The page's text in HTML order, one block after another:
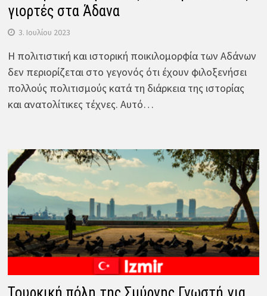
γιορτές στα Άδανα
3. Ιουλίου 2023
Η πολιτιστική και ιστορική ποικιλομορφία των Αδάνων
δεν περιορίζεται στο γεγονός ότι έχουν φιλοξενήσει
πολλούς πολιτισμούς κατά τη διάρκεια της ιστορίας
και ανατολίτικες τέχνες. Αυτό…